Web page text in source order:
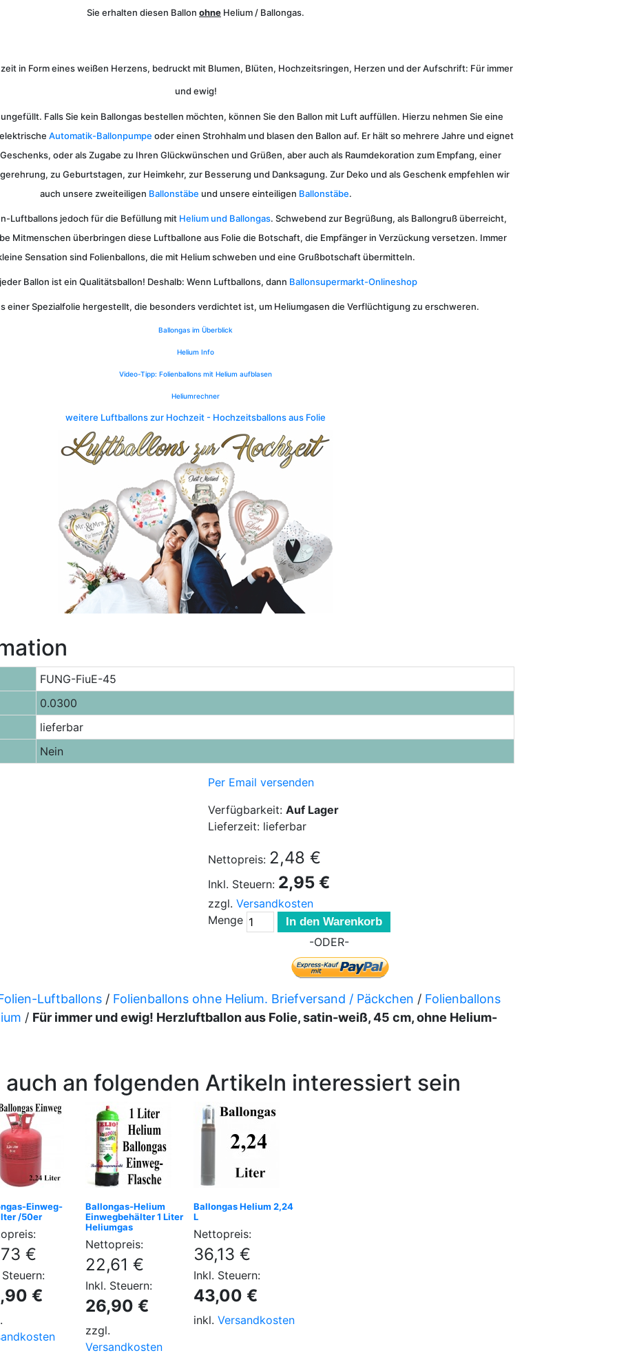
Sie erhalten diesen Ballon ohne Helium / Ballongas.
in Form eines weißen Herzens, bedruckt mit Blumen, Blüten, Hochzeitsringen, Herzen und der Aufschrift: Für immer
und ewig!
Falls Sie kein Ballongas bestellen möchten, können Sie den Ballon mit Luft auffüllen. Hierzu nehmen Sie eine
Automatik-Ballonpumpe oder einen Strohhalm und blasen den Ballon auf. Er hält so mehrere Jahre und eignet
oder als Zugabe zu Ihren Glückwünschen und Grüßen, aber auch als Raumdekoration zum Empfang, einer
zu Geburtstagen, zur Heimkehr, zur Besserung und Danksagung. Zur Deko und als Geschenk empfehlen wir
auch unsere zweiteiligen Ballonstäbe und unsere einteiligen Ballonstäbe.
Luftballons jedoch für die Befüllung mit Helium und Ballongas. Schwebend zur Begrüßung, als Ballongruß überreicht,
Mitmenschen überbringen diese Luftballone aus Folie die Botschaft, die Empfänger in Verzückung versetzen. Immer
Sensation sind Folienballons, die mit Helium schweben und eine Grußbotschaft übermitteln.
Ballon ist ein Qualitätsballon! Deshalb: Wenn Luftballons, dann Ballonsupermarkt-Onlineshop
einer Spezialfolie hergestellt, die besonders verdichtet ist, um Heliumgasen die Verflüchtigung zu erschweren.
Ballongas im Überblick
Helium Info
Video-Tipp: Folienballons mit Helium aufblasen
Heliumrechner
weitere Luftballons zur Hochzeit - Hochzeitsballons aus Folie
FUNG-FiuE-45
0.0300
lieferbar
Nein
Per Email versenden
Verfügbarkeit: Auf Lager
Lieferzeit: lieferbar
Nettopreis: 2,48 €
Inkl. Steuern: 2,95 €
zzgl. Versandkosten
Menge
In den Warenkorb
-ODER-
Luftballons / Folienballons ohne Helium. Briefversand / Päckchen / Folienballons
/ Für immer und ewig! Herzluftballon aus Folie, satin-weiß, 45 cm, ohne Helium-
an folgenden Artikeln interessiert sein
Einweg-
/50er
€
€
Ballongas-Helium
Einwegbehälter 1 Liter
Heliumgas
Nettopreis:
22,61 €
Inkl. Steuern:
26,90 €
zzgl.
Versandkosten
Ballongas Helium 2,24
L
Nettopreis:
36,13 €
Inkl. Steuern:
43,00 €
inkl. Versandkosten